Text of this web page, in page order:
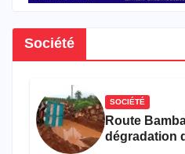
Société
SOCIÉTÉ
Route
dégradation